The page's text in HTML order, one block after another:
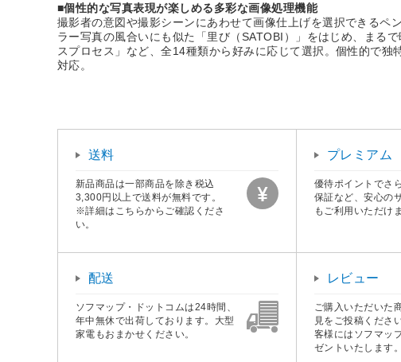
■個性的な写真表現が楽しめる多彩な画像処理機能
撮影者の意図や撮影シーンにあわせて画像仕上げを選択できる
ラー写真の風合いにも似た「里び（SATOBI）」をはじめ、まる
スプロセス」など、全14種類から好みに応じて選択。個性的で
対応。
送料
新品商品は一部商品を除き税込
3,300円以上で送料が無料です。
※詳細はこちらからご確認くださ
い。
プレミアム
優待ポイントでさ
保証など、安心の
もご利用いただけ
配送
ソフマップ・ドットコムは24時間、
年中無休で出荷しております。大型
家電もおまかせください。
レビュー
ご購入いただいた
見をご投稿くださ
客様にはソフマッ
ゼントいたします。